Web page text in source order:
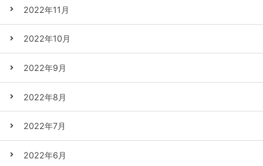
2022年11月
2022年10月
2022年9月
2022年8月
2022年7月
2022年6月